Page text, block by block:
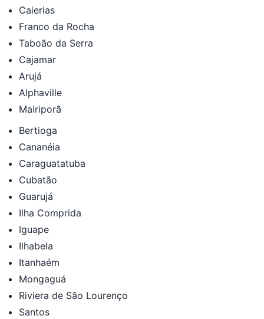
Caierias
Franco da Rocha
Taboão da Serra
Cajamar
Arujá
Alphaville
Mairiporã
Bertioga
Cananéia
Caraguatatuba
Cubatão
Guarujá
Ilha Comprida
Iguape
Ilhabela
Itanhaém
Mongaguá
Riviera de São Lourenço
Santos